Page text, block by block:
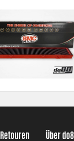
Retouren Über